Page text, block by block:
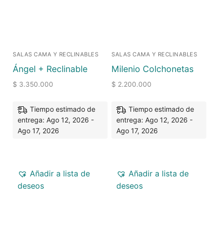
SALAS CAMA Y RECLINABLES
Ángel + Reclinable
$ 3.350.000
Tiempo estimado de
entrega: Ago 12, 2026 -
Ago 17, 2026
SALAS CAMA Y RECLINABLES
Milenio Colchonetas
$ 2.200.000
Tiempo estimado de
entrega: Ago 12, 2026 -
Ago 17, 2026
Añadir a lista de
deseos
Añadir a lista de
deseos